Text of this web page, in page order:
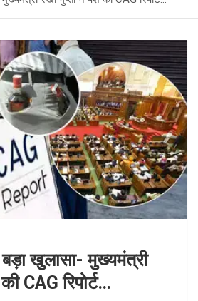
बड़ा खुलासा- मुख्यमंत्री
CAG रिपोर्ट…